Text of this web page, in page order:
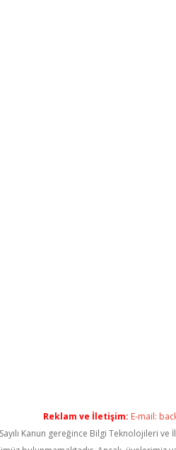
Reklam ve İletişim: E-mail:
Kanun gereğince Bilgi Teknolojileri